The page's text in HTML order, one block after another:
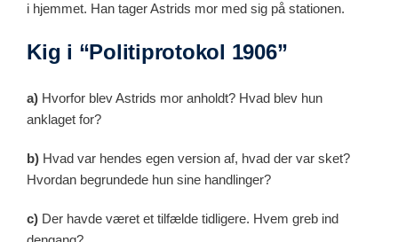
i hjemmet. Han tager Astrids mor med sig på stationen.
Kig i “Politiprotokol 1906”
a) Hvorfor blev Astrids mor anholdt? Hvad blev hun
anklaget for?
b) Hvad var hendes egen version af, hvad der var sket?
Hvordan begrundede hun sine handlinger?
c) Der havde været et tilfælde tidligere. Hvem greb ind